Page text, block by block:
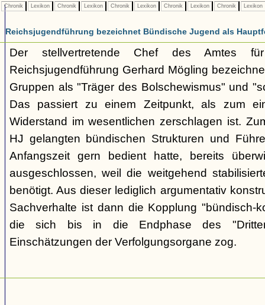
Chronik Lexikon Chronik Lexikon Chronik Lexikon Chronik Lexikon Chronik Lexikon
Reichsjugendführung bezeichnet Bündische Jugend als
Der stellvertretende Chef des Amtes
Reichsjugendführung Gerhard Mögling
Gruppen als "Träger des Bolschewismus" und
Das passiert zu einem Zeitpunkt, als zum
Widerstand im wesentlichen zerschlagen ist.
HJ gelangten bündischen Strukturen und
Anfangszeit gern bedient hatte, bereits
ausgeschlossen, weil die weitgehend
benötigt. Aus dieser lediglich argumentativ
Sachverhalte ist dann die Kopplung "bündisch-
die sich bis in die Endphase des
Einschätzungen der Verfolgungsorgane zog.